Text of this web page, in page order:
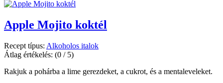
Apple Mojito koktél
Recept típus: Alkoholos italok
Átlag értékelés: (0 / 5)
Rakjuk a pohárba a lime gerezdeket, a cukrot, és a mentaleveleket.